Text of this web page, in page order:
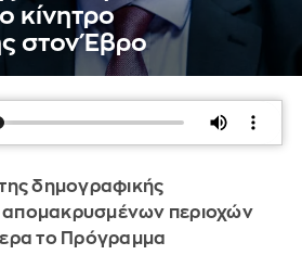
κίνητρο
στον Έβρο
δημογραφικής
περιοχών
το Πρόγραμμα